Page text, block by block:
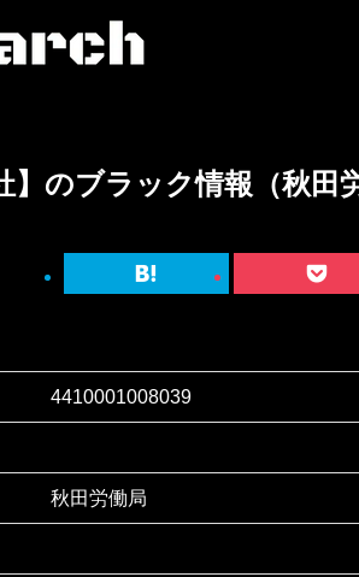
】のブラック情報（秋田
4410001008039
秋田労働局